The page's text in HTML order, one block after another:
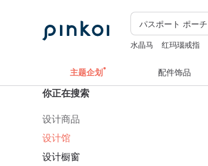
水晶马 红玛瑙戒指
主题企划 配件饰品
你正在搜索
设计商品
设计馆
设计橱窗